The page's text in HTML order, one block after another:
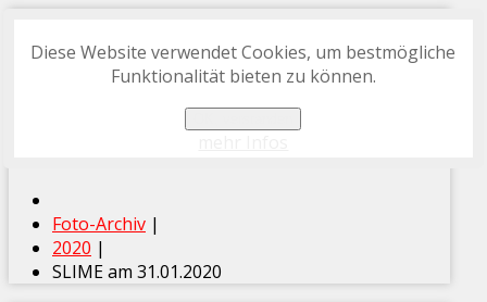
Diese Website verwendet Cookies, um bestmögliche
Funktionalität bieten zu können.
START
Foto-Archiv |
2020 |
SLIME am 31.01.2020